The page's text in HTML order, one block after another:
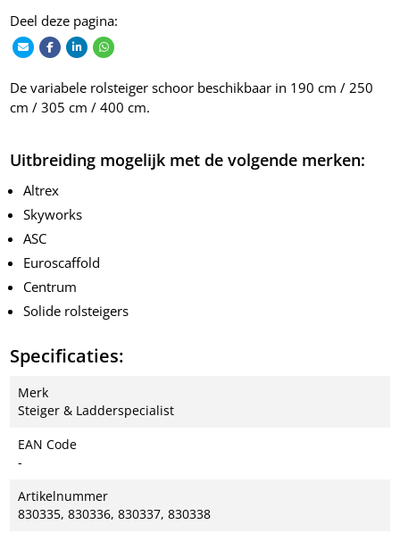
Deel deze pagina:
De variabele rolsteiger schoor beschikbaar in 190 cm / 250
cm / 305 cm / 400 cm.
Uitbreiding mogelijk met de volgende merken:
Altrex
Skyworks
ASC
Euroscaffold
Centrum
Solide rolsteigers
Specificaties:
Merk
Steiger & Ladderspecialist
EAN Code
-
Artikelnummer
830335, 830336, 830337, 830338